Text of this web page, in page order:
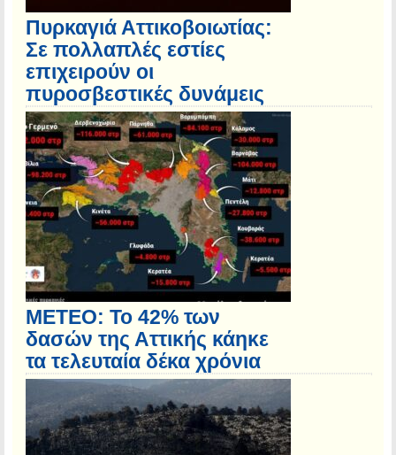
Πυρκαγιά Αττικοβοιωτίας:
Σε πολλαπλές εστίες
επιχειρούν οι
πυροσβεστικές δυνάμεις
ΜΕΤΕΟ: Το 42% των
δασών της Αττικής κάηκε
τα τελευταία δέκα χρόνια